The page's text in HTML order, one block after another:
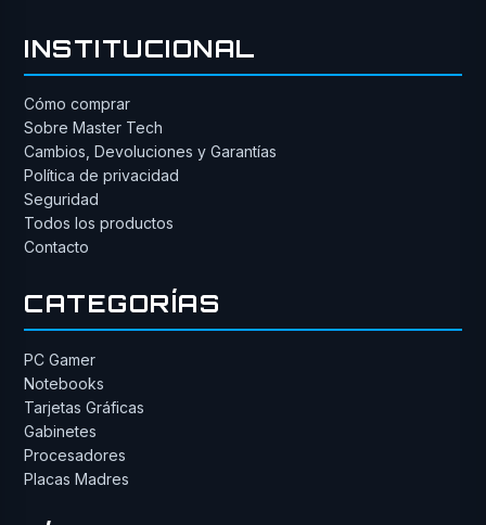
INSTITUCIONAL
Cómo comprar
Sobre Master Tech
Cambios, Devoluciones y Garantías
Política de privacidad
Seguridad
Todos los productos
Contacto
CATEGORÍAS
PC Gamer
Notebooks
Tarjetas Gráficas
Gabinetes
Procesadores
Placas Madres